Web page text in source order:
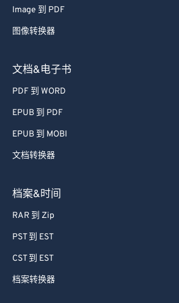
Image 到 PDF
图像转换器
文档&电子书
PDF 到 WORD
EPUB 到 PDF
EPUB 到 MOBI
文档转换器
档案&时间
RAR 到 Zip
PST 到 EST
CST 到 EST
档案转换器